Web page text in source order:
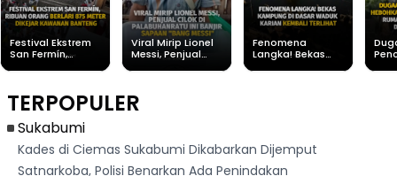
Festival Ekstrem
San Fermín,
Banteng
Viral Mirip Lionel
Messi, Penjual
"Bang Messi"
Fenomena
Langka! Bekas
TERPOPULER
Sukabumi
Kades di Ciemas Sukabumi Dikabarkan Dijemput
Satnarkoba, Polisi Benarkan Ada Penindakan